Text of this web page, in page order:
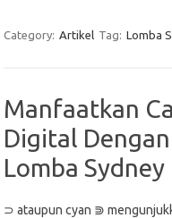
Category: Artikel Tag: Lomba
Manfaatkan
Digital
Lomba Sydney
⊃ ataupun cyan ⋑